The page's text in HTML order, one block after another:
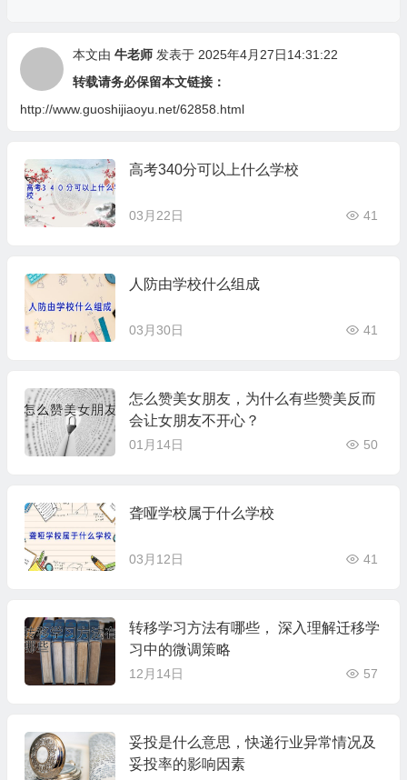
本文由 牛老师发表于 2025年4月27日14:31:22
转载请务必保留本文链接：
http://www.guoshijiaoyu.net/62858.html
高考340分可以上什么学校
03月22日 41
人防由学校什么组成
03月30日 41
怎么赞美女朋友，为什么有些赞美反而
会让女朋友不开心？
01月14日 50
聋哑学校属于什么学校
03月12日 41
转移学习方法有哪些， 深入理解迁移学
习中的微调策略
12月14日 57
妥投是什么意思，快递行业异常情况及
妥投率的影响因素